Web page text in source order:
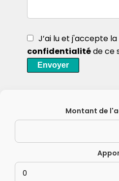
J’ai lu et j'accepte la
confidentialitéde ce
Envoyer
Montant de